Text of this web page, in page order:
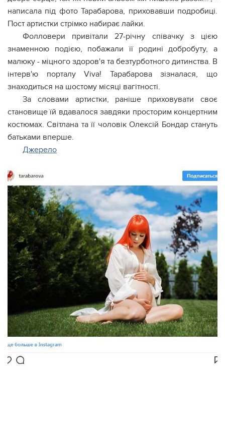
написала під фото Тарабарова, приховавши подробиці.
Пост артистки стрімко набирає лайки.
Фолловери привітали 27-річну співачку з цією
знаменною подією, побажали її родині добробуту, а
малюку - міцного здоров'я та безтурботного дитинства. В
інтерв'ю порталу Viva! Тарабарова зізналася, що
знаходиться на шостому місяці вагітності.
За словами артистки, раніше приховувати своє
становище їй вдавалося завдяки просторим концертним
костюмах. Світлана та її чоловік Олексій Бондар стануть
батьками вперше.
Джерело